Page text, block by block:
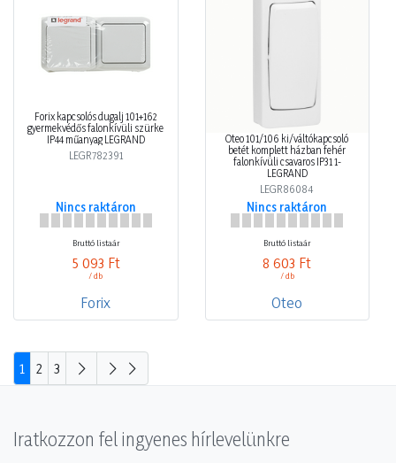
Forix kapcsolós dugalj 101+162
gyermekvédős falonkívüli szürke
IP44 műanyag LEGRAND
LEGR782391
Nincs raktáron
Bruttó listaár
5 093 Ft
/ db
Forix
Oteo 101/106 ki/váltókapcsoló
betét komplett házban fehér
falonkívüli csavaros IP31 1-
LEGRAND
LEGR86084
Nincs raktáron
Bruttó listaár
8 603 Ft
/ db
Oteo
1 2 3
Iratkozzon fel ingyenes hírlevelünkre